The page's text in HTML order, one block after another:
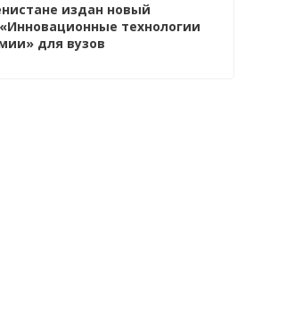
издан новый
технологии
для вузов